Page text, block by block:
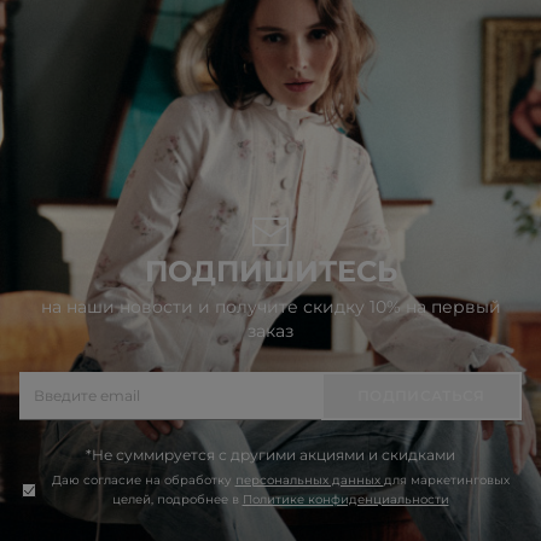
ПОДПИШИТЕСЬ
на наши новости и получите скидку 10% на первый
заказ
*Не суммируется с другими акциями и скидками
Даю согласие на обработку персональных данных для маркетинговых
целей, подробнее в Политике конфиденциальности